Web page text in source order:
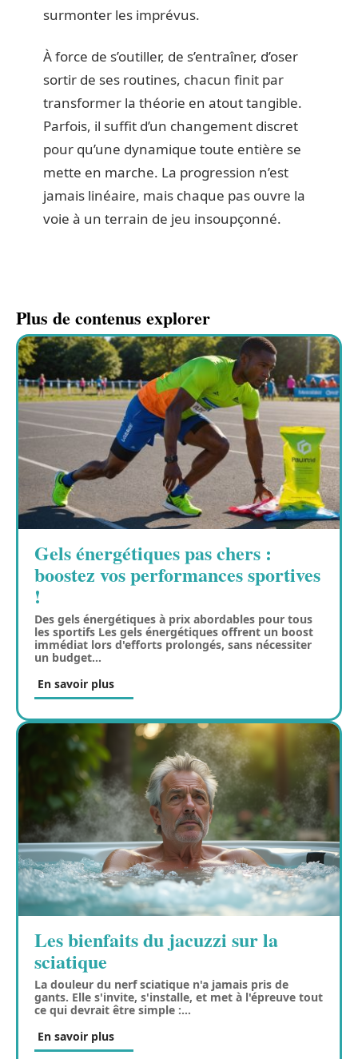
surmonter les imprévus.
À force de s’outiller, de s’entraîner, d’oser
sortir de ses routines, chacun finit par
transformer la théorie en atout tangible.
Parfois, il suffit d’un changement discret
pour qu’une dynamique toute entière se
mette en marche. La progression n’est
jamais linéaire, mais chaque pas ouvre la
voie à un terrain de jeu insoupçonné.
Plus de contenus explorer
Gels énergétiques pas chers :
boostez vos performances sportives
!
Des gels énergétiques à prix abordables pour tous
les sportifs Les gels énergétiques offrent un boost
immédiat lors d'efforts prolongés, sans nécessiter
un budget…
En savoir plus
Les bienfaits du jacuzzi sur la
sciatique
La douleur du nerf sciatique n'a jamais pris de
gants. Elle s'invite, s'installe, et met à l'épreuve tout
ce qui devrait être simple :…
En savoir plus